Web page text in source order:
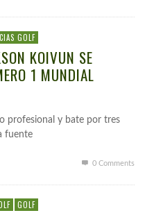
GOLF
KOIVUN SE
1 MUNDIAL
profesional y bate por tres
fuente
0 Comments
GOLF